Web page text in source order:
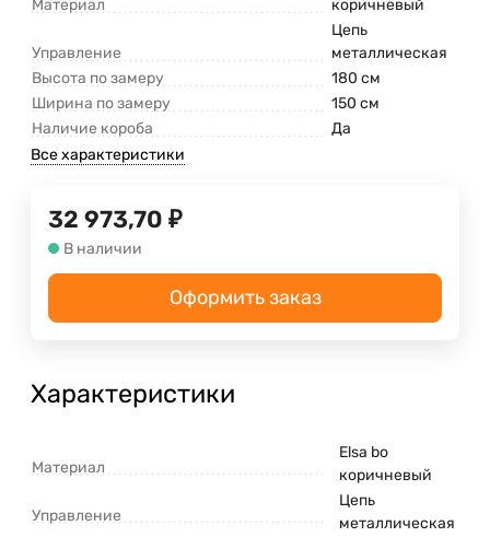
Материал
коричневый
Управление
Цепь
металлическая
Высота по замеру
180 см
Ширина по замеру
150 см
Наличие короба
Да
Все характеристики
32 973,70 ₽
В наличии
Оформить заказ
Характеристики
Материал
Elsa bo
коричневый
Управление
Цепь
металлическая